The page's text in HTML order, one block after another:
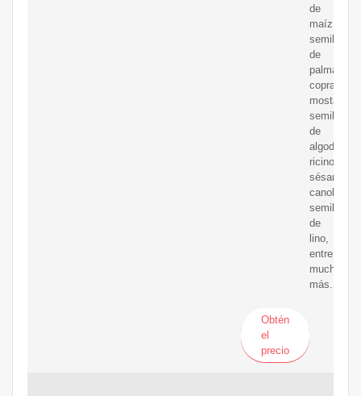
de
maíz,
semilla
de
palma,
copra,
mostaza,
semilla
de
algodón,
ricino,
sésamo,
canola/
semilla
de
lino,
entre
muchas
más.
Obtén
el
precio